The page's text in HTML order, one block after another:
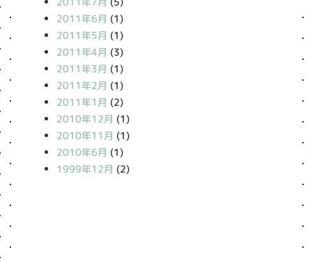
2011年6月 (1)
2011年5月 (1)
2011年4月 (3)
2011年3月 (1)
2011年2月 (1)
2011年1月 (2)
2010年12月 (1)
2010年11月 (1)
2010年6月 (1)
1999年12月 (2)